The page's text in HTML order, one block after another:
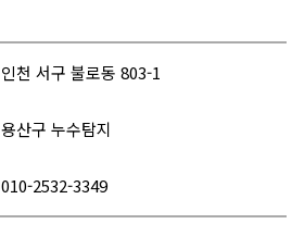
인천 서구 불로동 803-1
용산구 누수탐지
010-2532-3349